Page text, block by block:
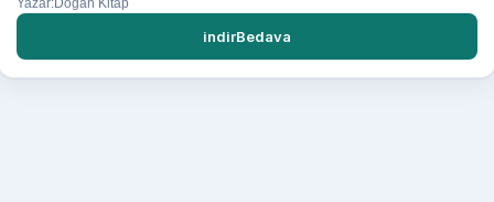
Yazar:Doğan Kitap
indirBedava